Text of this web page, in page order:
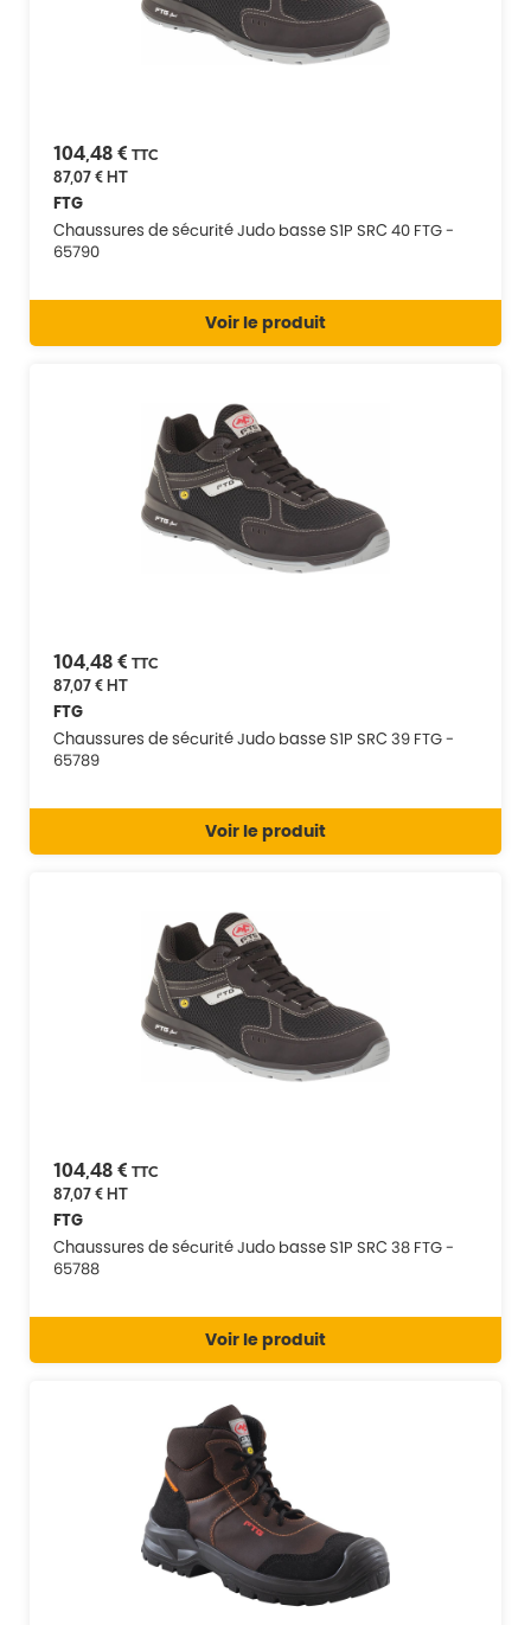
104,48 € TTC
87,07 €HT
FTG
Chaussures de sécurité Judo basse S1P SRC 40 FTG -
65790
Voir le produit
104,48 € TTC
87,07 €HT
FTG
Chaussures de sécurité Judo basse S1P SRC 39 FTG -
65789
Voir le produit
104,48 € TTC
87,07 €HT
FTG
Chaussures de sécurité Judo basse S1P SRC 38 FTG -
65788
Voir le produit